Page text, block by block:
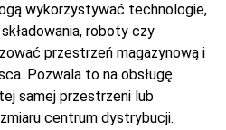
wykorzystywać technologie,
roboty czy
przestrzeń magazynową i
Pozwala to na obsługę
samej przestrzeni lub
centrum dystrybucji.